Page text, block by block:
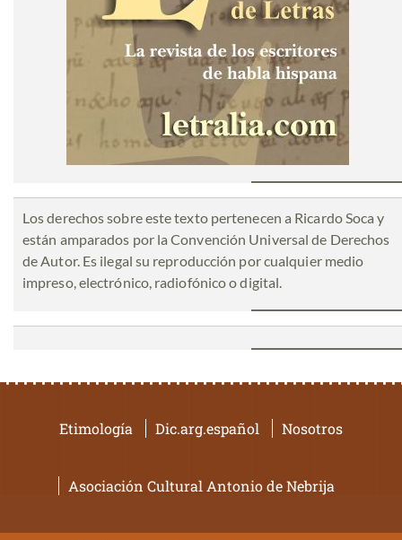
Los derechos sobre este texto pertenecen a Ricardo Soca y
están amparados por la Convención Universal de Derechos
de Autor. Es ilegal su reproducción por cualquier medio
impreso, electrónico, radiofónico o digital.
Etimología Dic.arg.español Nosotros
Asociación Cultural Antonio de Nebrija